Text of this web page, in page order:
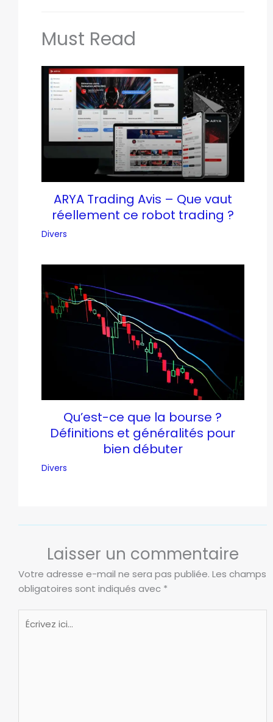
Must Read
ARYA Trading Avis – Que vaut
réellement ce robot trading ?
Divers
Qu’est-ce que la bourse ?
Définitions et généralités pour
bien débuter
Divers
Laisser un commentaire
Votre adresse e-mail ne sera pas publiée. Les champs
obligatoires sont indiqués avec *
ici…